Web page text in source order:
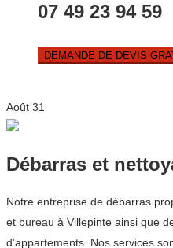
07 49 23 94 59
DEMANDE DE DEVIS
Août 31
Débarras et
Notre entreprise de débarras
et bureau à Villepinte ainsi que
d’appartements. Nos services